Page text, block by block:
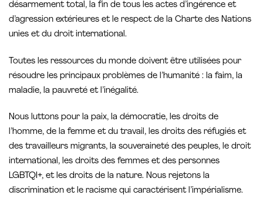
désarmement total, la fin de tous les actes d’ingérence et
d’agression extérieures et le respect de la Charte des Nations
unies et du droit international.
Toutes les ressources du monde doivent être utilisées pour
résoudre les principaux problèmes de l’humanité : la faim, la
maladie, la pauvreté et l’inégalité.
Nous luttons pour la paix, la démocratie, les droits de
l’homme, de la femme et du travail, les droits des réfugiés et
des travailleurs migrants, la souveraineté des peuples, le droit
international, les droits des femmes et des personnes
LGBTQI+, et les droits de la nature. Nous rejetons la
discrimination et le racisme qui caractérisent l’impérialisme.